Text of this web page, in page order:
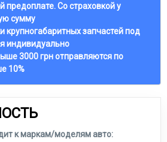
предоплате. Со страховкой у
сумму
крупногабаритных запчастей под
индивидуально
3000 грн отправляются по
10%
к маркам/моделям авто: